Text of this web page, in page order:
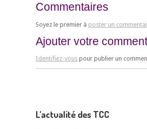
Commentaires
Soyez le premier à poster un
Ajouter votre
Identifiez-vous pour publier un
L'actualité des TCC